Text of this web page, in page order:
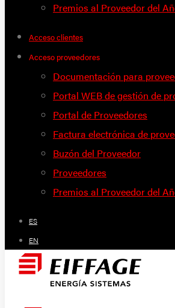
Premios al Proveedor del
Acceso clientes
Acceso proveedores
Documentación para
Portal WEB de gestión de
Portal de Proveedores
Factura electrónica de
Buzón del Proveedor
Proveedores
Premios al Proveedor del
ES
EN